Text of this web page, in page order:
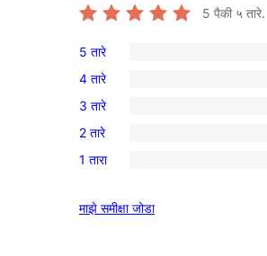
5 पैकी ५ तारे.
1
5-
तारांकित
पुनरावलोकन
5 तारे
0
4-
तारांकित
परीक्षणे
4 तारे
0
3-
तारांकित
3 तारे
0
2-
परीक्षणे
2 तारे
0
तारांकित
1 तारा
माझे समीक्षा जोडा